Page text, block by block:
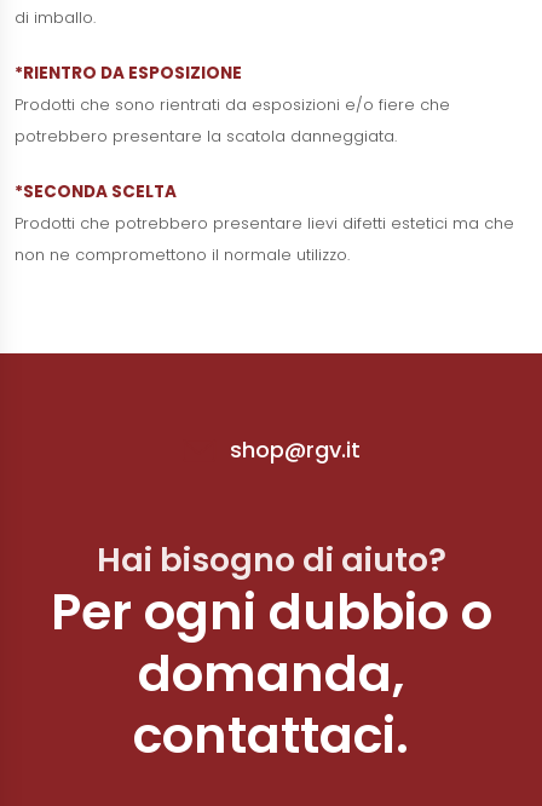
di imballo.
*RIENTRO DA ESPOSIZIONE
Prodotti che sono rientrati da esposizioni e/o fiere che
potrebbero presentare la scatola danneggiata.
*SECONDA SCELTA
Prodotti che potrebbero presentare lievi difetti estetici ma che
non ne compromettono il normale utilizzo.
shop@rgv.it
Hai bisogno di aiuto?
Per ogni dubbio o
domanda,
contattaci.